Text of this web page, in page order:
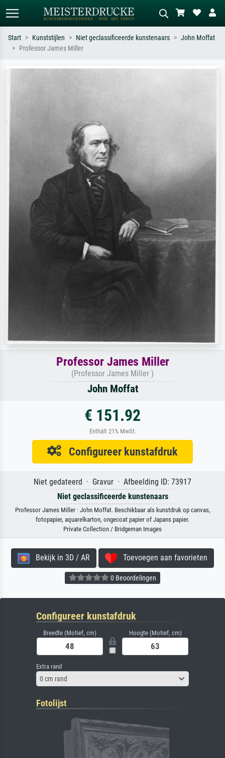
Monet, Sterrennacht, impressionisme,
Start Kunststijlen Niet geclassificeerde kunstenaars
John Moffat
Professor James Miller
Professor James Miller
(Professor James Miller )
John Moffat
€ 151.92
Enthält 21% MwSt.
Configureer kunstafdruk
Niet gedateerd · Gravur · Afbeelding ID: 73917
Niet geclassificeerde kunstenaars
Professor James Miller · John Moffat. Beschikbaar als kunstdruk op canvas,
fotopapier, aquarelkarton, ongecoat papier of Japans papier.
Private Collection / Bridgeman Images
Bekijk in 3D / AR Toevoegen aan favorieten
0 Beoordelingen
Configureer kunstafdruk
Breedte (Motief, cm) Hoogte (Motief, cm)
Extra rand
0 cm rand
Fotolijst